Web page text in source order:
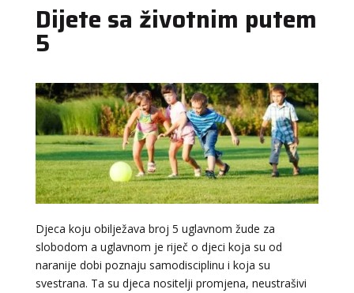
Dijete sa životnim putem
5
Djeca koju obilježava broj 5 uglavnom žude za
slobodom a uglavnom je riječ o djeci koja su od
naranije dobi poznaju samodisciplinu i koja su
svestrana. Ta su djeca nositelji promjena, neustrašivi